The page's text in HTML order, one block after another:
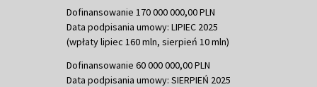
Dofinansowanie 170 000 000,00 PLN
Data podpisania umowy: LIPIEC 2025
(wpłaty lipiec 160 mln, sierpień 10 mln)
Dofinansowanie 60 000 000,00 PLN
Data podpisania umowy: SIERPIEŃ 2025